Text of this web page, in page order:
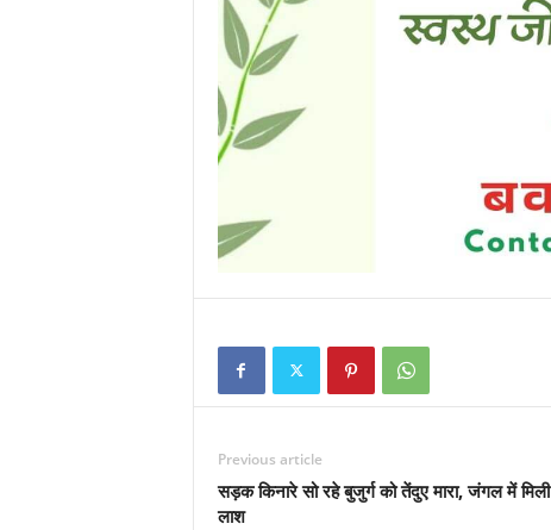
Previous article
सड़क किनारे सो रहे बुजुर्ग को तेंदुए मारा, जंगल में मिली
लाश